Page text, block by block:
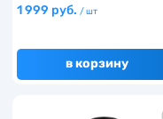
1 999 руб. / шт
в корзину